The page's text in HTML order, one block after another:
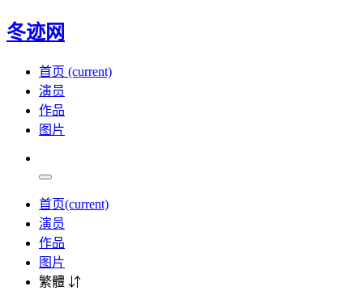
冬迹网
首页 (current)
演员
作品
图片
首页(current)
演员
作品
图片
繁體 ⇵